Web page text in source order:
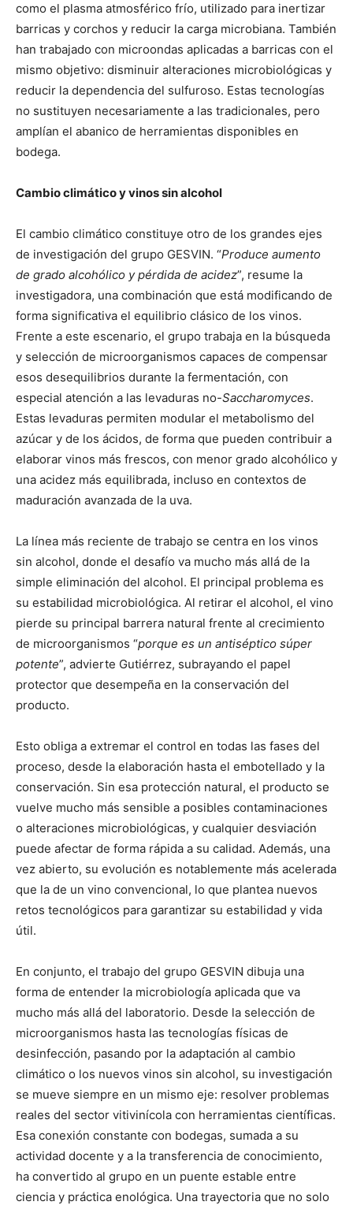
como el plasma atmosférico frío, utilizado para inertizar
barricas y corchos y reducir la carga microbiana. También
han trabajado con microondas aplicadas a barricas con el
mismo objetivo: disminuir alteraciones microbiológicas y
reducir la dependencia del sulfuroso. Estas tecnologías
no sustituyen necesariamente a las tradicionales, pero
amplían el abanico de herramientas disponibles en
bodega.
Cambio climático y vinos sin alcohol
El cambio climático constituye otro de los grandes ejes
de investigación del grupo GESVIN. “Produce aumento
de grado alcohólico y pérdida de acidez”, resume la
investigadora, una combinación que está modificando de
forma significativa el equilibrio clásico de los vinos.
Frente a este escenario, el grupo trabaja en la búsqueda
y selección de microorganismos capaces de compensar
esos desequilibrios durante la fermentación, con
especial atención a las levaduras no-Saccharomyces.
Estas levaduras permiten modular el metabolismo del
azúcar y de los ácidos, de forma que pueden contribuir a
elaborar vinos más frescos, con menor grado alcohólico y
una acidez más equilibrada, incluso en contextos de
maduración avanzada de la uva.
La línea más reciente de trabajo se centra en los vinos
sin alcohol, donde el desafío va mucho más allá de la
simple eliminación del alcohol. El principal problema es
su estabilidad microbiológica. Al retirar el alcohol, el vino
pierde su principal barrera natural frente al crecimiento
de microorganismos “porque es un antiséptico súper
potente”, advierte Gutiérrez, subrayando el papel
protector que desempeña en la conservación del
producto.
Esto obliga a extremar el control en todas las fases del
proceso, desde la elaboración hasta el embotellado y la
conservación. Sin esa protección natural, el producto se
vuelve mucho más sensible a posibles contaminaciones
o alteraciones microbiológicas, y cualquier desviación
puede afectar de forma rápida a su calidad. Además, una
vez abierto, su evolución es notablemente más acelerada
que la de un vino convencional, lo que plantea nuevos
retos tecnológicos para garantizar su estabilidad y vida
útil.
En conjunto, el trabajo del grupo GESVIN dibuja una
forma de entender la microbiología aplicada que va
mucho más allá del laboratorio. Desde la selección de
microorganismos hasta las tecnologías físicas de
desinfección, pasando por la adaptación al cambio
climático o los nuevos vinos sin alcohol, su investigación
se mueve siempre en un mismo eje: resolver problemas
reales del sector vitivinícola con herramientas científicas.
Esa conexión constante con bodegas, sumada a su
actividad docente y a la transferencia de conocimiento,
ha convertido al grupo en un puente estable entre
ciencia y práctica enológica. Una trayectoria que no solo